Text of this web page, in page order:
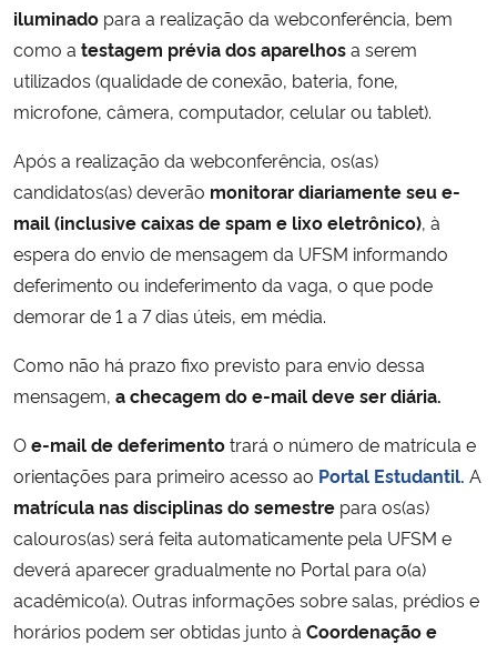
iluminado para a realização da webconferência, bem
como a testagem prévia dos aparelhosa serem
utilizados (qualidade de conexão, bateria, fone,
microfone, câmera, computador, celular ou tablet).
Após a realização da webconferência, os(as)
candidatos(as) deverão monitorar diariamente seu e-
mail (inclusive caixas de spam e lixo eletrônico), à
espera do envio de mensagem da UFSM informando
deferimento ou indeferimento da vaga, o que pode
demorar de 1 a 7 dias úteis, em média.
Como não há prazo fixo previsto para envio dessa
mensagem, a checagem do e-mail deve ser diária.
Oe-mail de deferimentotrará o número de matrícula e
orientações para primeiro acesso ao Portal Estudantil. A
matrícula nas disciplinas do semestre para os(as)
calouros(as) será feita automaticamente pela UFSM e
deverá aparecer gradualmente no Portal para o(a)
acadêmico(a). Outras informações sobre salas, prédios e
horários podem ser obtidas junto à Coordenação e